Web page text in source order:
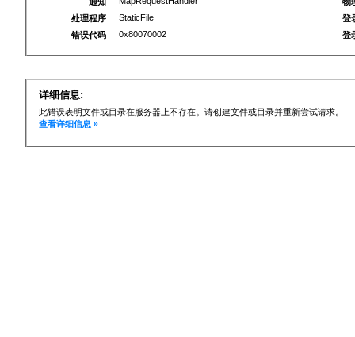
处理程序
StaticFile
错误代码
0x80070002
登
登
详细信息:
此错误表明文件或目录在服务器上不存在。请创建文件或目录并重新尝试请求。
查看详细信息 »